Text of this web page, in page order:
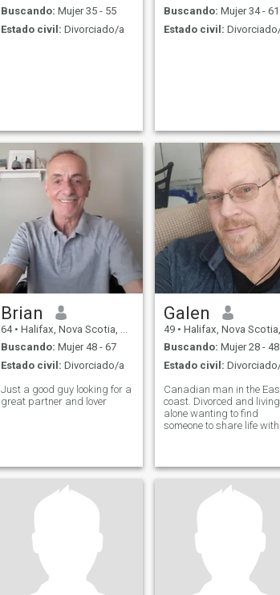
Buscando: Mujer 35 - 55
Estado civil: Divorciado/a
Buscando: Mujer 34 - 61
Estado civil:
Brian
64 • Halifax, Nova Scotia, Canadá
Buscando: Mujer 48 - 67
Estado civil: Divorciado/a
Just a good guy looking for a
great partner and lover
Galen
49 • Halifax, Nova Scotia, Canadá
Buscando: Mujer 28 - 48
Estado civil:
Canadian man in the
coast. Divorced and living
alone wanting to find
someone to share life with